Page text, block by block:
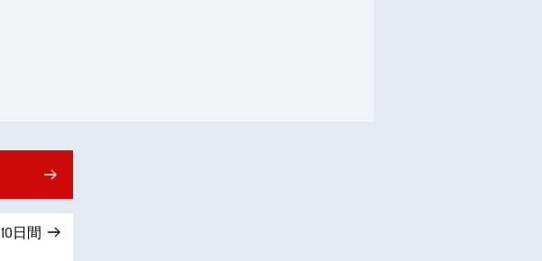
10日間